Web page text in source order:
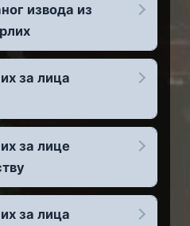
извода из
за лица
за лице
за лица